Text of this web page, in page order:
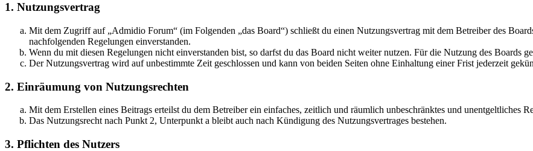
1. Nutzungsvertrag
Mit dem Zugriff auf „Admidio Forum“ (im Folgenden „das Board“) schließt du einen Nutzungsvertrag mit dem Betreiber des
nachfolgenden Regelungen einverstanden.
Wenn du mit diesen Regelungen nicht einverstanden bist, so darfst du das Board nicht weiter nutzen. Für die Nutzung des Boards
Der Nutzungsvertrag wird auf unbestimmte Zeit geschlossen und kann von beiden Seiten ohne Einhaltung einer Frist jederzeit
2. Einräumung von Nutzungsrechten
Mit dem Erstellen eines Beitrags erteilst du dem Betreiber ein einfaches, zeitlich und räumlich unbeschränktes und unentgeltliches
Das Nutzungsrecht nach Punkt 2, Unterpunkt a bleibt auch nach Kündigung des Nutzungsvertrages bestehen.
3. Pflichten des Nutzers